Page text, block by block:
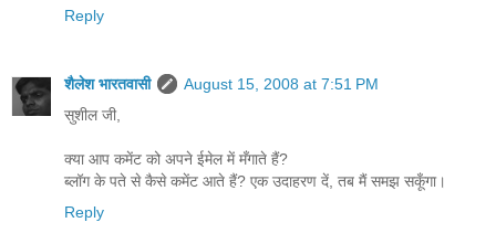
Reply
शैलेश भारतवासी
August 15, 2008 at 7:51 PM
सुशील जी,
क्या आप कमेंट को अपने ईमेल में मँगाते हैं?
ब्लॉग के पते से कैसे कमेंट आते हैं? एक उदाहरण दें, तब मैं समझ सकूँगा।
Reply